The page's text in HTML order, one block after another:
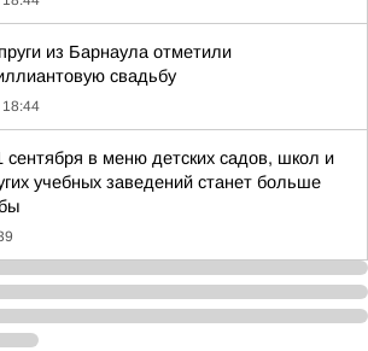
из Барнаула отметили
свадьбу
18:44
сентября в меню детских садов, школ и
учебных заведений станет больше